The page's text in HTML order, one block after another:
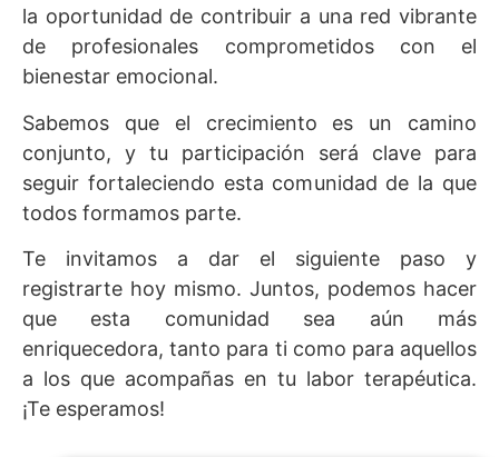
la oportunidad de contribuir a una red vibrante
de profesionales comprometidos con el
bienestar emocional.
Sabemos que el crecimiento es un camino
conjunto, y tu participación será clave para
seguir fortaleciendo esta comunidad de la que
todos formamos parte.
Te invitamos a dar el siguiente paso y
registrarte hoy mismo. Juntos, podemos hacer
que esta comunidad sea aún más
enriquecedora, tanto para ti como para aquellos
a los que acompañas en tu labor terapéutica.
¡Te esperamos!